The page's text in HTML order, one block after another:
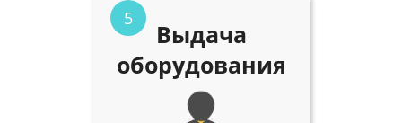
5
Выдача
оборудования